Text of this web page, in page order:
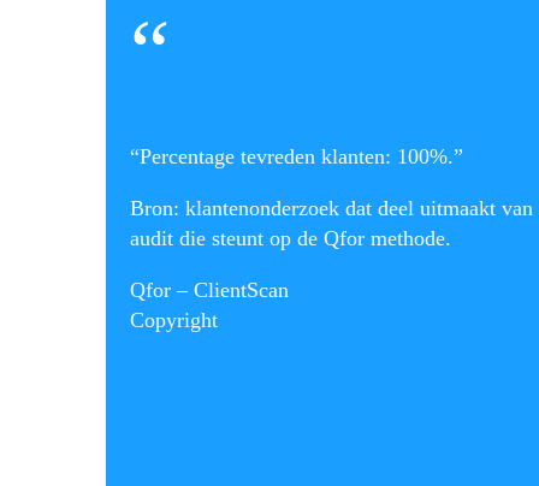
“
“Percentage tevreden klanten: 100%.”
Bron: klantenonderzoek dat deel uitmaakt van
audit die steunt op de Qfor methode.
Qfor – ClientScan
Copyright